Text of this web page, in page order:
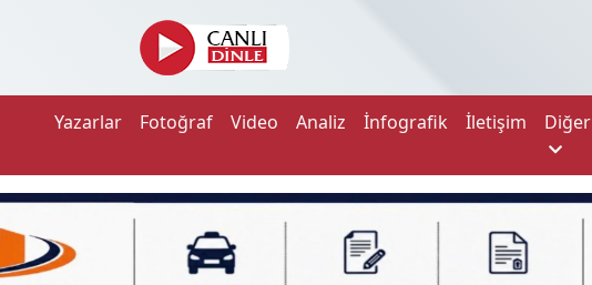
Yazarlar Fotoğraf Video Analiz İnfografik İletişim Diğer